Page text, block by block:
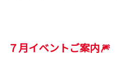
７月イベントご案内🎆